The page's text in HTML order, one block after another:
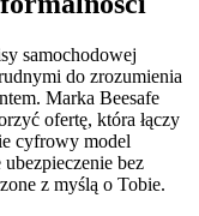
samochodowej
do zrozumienia
Marka Beesafe
ofertę, która łączy
cyfrowy model
bez
z myślą o Tobie.